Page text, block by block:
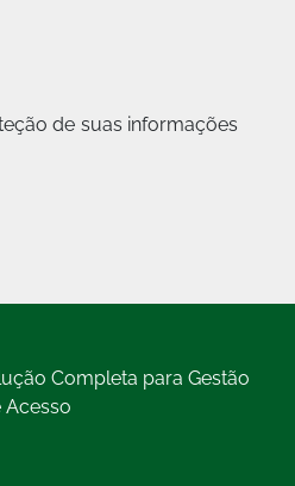
de suas informações
Completa para Gestão
Acesso